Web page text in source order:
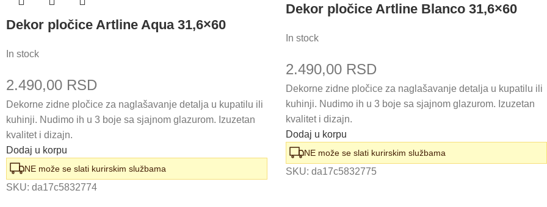
Dekor pločice Artline Aqua 31,6×60
In stock
2.490,00 RSD
Dekorne zidne pločice za naglašavanje detalja u kupatilu ili
kuhinji. Nudimo ih u 3 boje sa sjajnom glazurom. Izuzetan
kvalitet i dizajn.
Dodaj u korpu
NE može se slati kurirskim službama
SKU: da17c5832774
Dekor pločice Artline Blanco 31,6×60
In stock
2.490,00 RSD
Dekorne zidne pločice za naglašavanje detalja u kupatilu ili
kuhinji. Nudimo ih u 3 boje sa sjajnom glazurom. Izuzetan
kvalitet i dizajn.
Dodaj u korpu
NE može se slati kurirskim službama
SKU: da17c5832775